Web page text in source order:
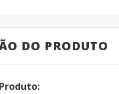
DO PRODUTO